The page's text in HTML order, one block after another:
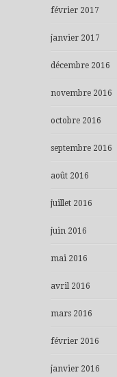
février 2017
janvier 2017
décembre 2016
novembre 2016
octobre 2016
septembre 2016
août 2016
juillet 2016
juin 2016
mai 2016
avril 2016
mars 2016
février 2016
janvier 2016